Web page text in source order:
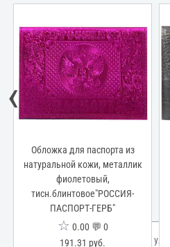
для паспорта из
кожи, металлик
фиолетовый,
ПАСПОРТ-ГЕРБ"
0.00 💬 0
191.31 руб.
Обложка
‹
Мы используем куки для